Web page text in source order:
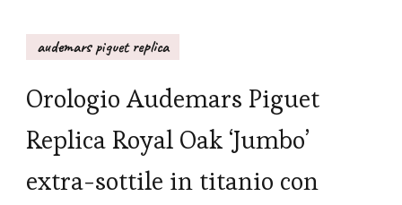
audemars piguet replica
Orologio Audemars Piguet
Replica Royal Oak ‘Jumbo’
extra-sottile in titanio con